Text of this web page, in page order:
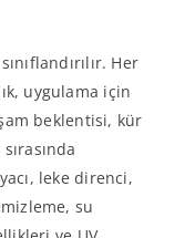
Her
uygulama için
beklentisi, kür
leke direnci,
su